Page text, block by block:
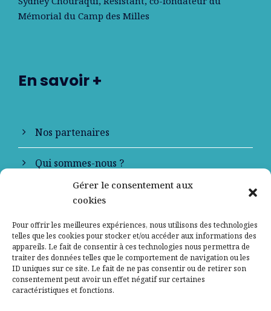
Gérer le consentement aux
cookies
Pour offrir les meilleures expériences, nous utilisons des technologies
telles que les cookies pour stocker et/ou accéder aux informations des
appareils. Le fait de consentir à ces technologies nous permettra de
traiter des données telles que le comportement de navigation ou les
ID uniques sur ce site. Le fait de ne pas consentir ou de retirer son
consentement peut avoir un effet négatif sur certaines
caractéristiques et fonctions.
Mémorial du Camp des Milles
En savoir +
Nos partenaires
Qui sommes-nous ?
Contactez-nous
Mentions légales
Politique de confidentialité